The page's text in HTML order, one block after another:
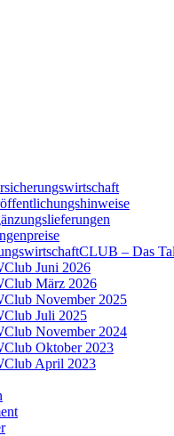
– Das
Juni 2026
März 2026
November 2025
Juli 2025
November 2024
Oktober 2023
April 2023